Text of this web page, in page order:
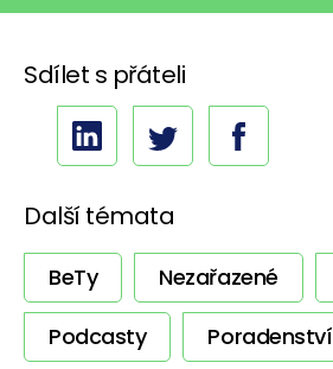
Sdílet s přáteli
Další témata
BeTy Nezařazené
Podcasty
Poradenství